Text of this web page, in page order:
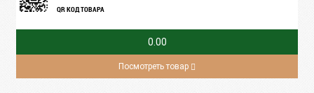
QR КОД ТОВАРА
0.00
Посмотреть товар